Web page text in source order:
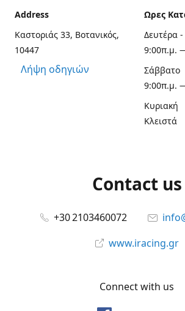
Address
Καστοριάς 33, Βοτανικός,
10447
Λήψη οδηγιών
Ωρες
Δευτέρα
9:00π.μ.
Σάββατο
9:00π.μ.
Κυριακή
Κλειστά
Contact us
+30 2103460072
www.iracing.gr
Connect with us